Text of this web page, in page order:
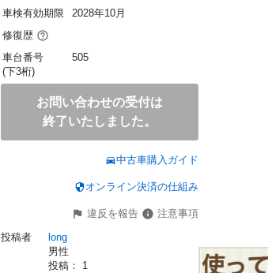
車検有効期限
2028年10月
修復歴
車台番号
(下3桁)
505
お問い合わせの受付は
終了いたしました。
中古車購入ガイド
オンライン決済の仕組み
違反を報告
注意事項
投稿者
long
男性
投稿： 1